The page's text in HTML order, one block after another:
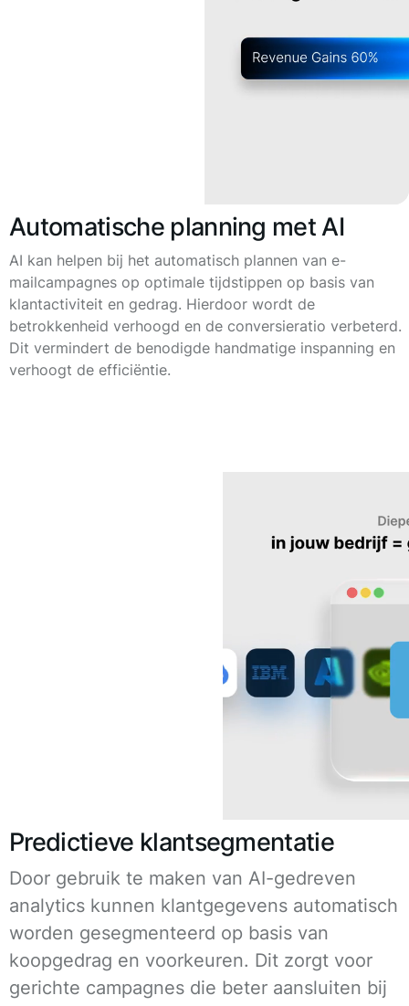
Automatische planning met AI
AI kan helpen bij het automatisch plannen van e-
mailcampagnes op optimale tijdstippen op basis van
klantactiviteit en gedrag. Hierdoor wordt de
betrokkenheid verhoogd en de conversieratio verbeterd.
Dit vermindert de benodigde handmatige inspanning en
verhoogt de efficiëntie.
Predictieve klantsegmentatie
Door gebruik te maken van AI-gedreven
analytics kunnen klantgegevens automatisch
worden gesegmenteerd op basis van
koopgedrag en voorkeuren. Dit zorgt voor
gerichte campagnes die beter aansluiten bij